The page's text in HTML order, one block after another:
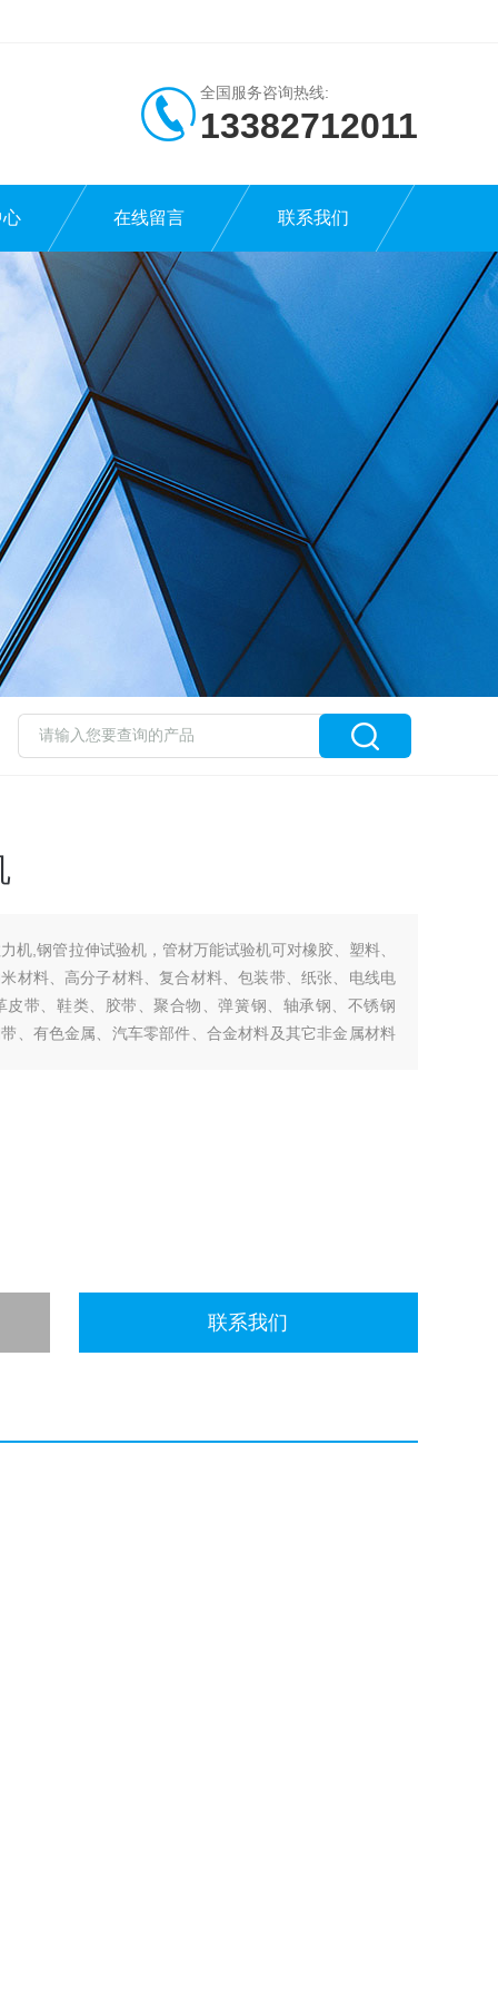
全国服务咨询热线:
13382712011
心 在线留言 联系我们
机,钢管拉伸试验机，管材万能试验机可对橡胶、塑料、
材料、高分子材料、复合材料、包装带、纸张、电线电
带、鞋类、胶带、聚合物、弹簧钢、轴承钢、不锈钢
、有色金属、汽车零部件、合金材料及其它非金属材料
联系我们